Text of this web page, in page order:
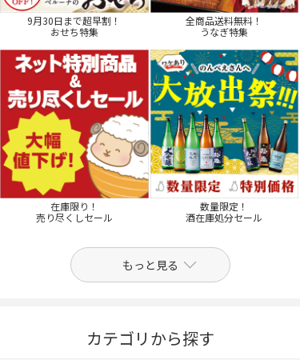
9月30日まで超早割！
おせち特集
全商品送料無料！
うなぎ特集
在庫限り！
売り尽くしセール
数量限定！
酒在庫処分セール
もっと見る
カテゴリから探す